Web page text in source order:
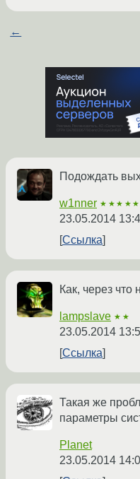
←
Подождать
w1nner ★★★★★
23.05.2014
Ссылка
Как, через что
lampslave ★★
23.05.2014
Ссылка
Такая же
параметры
Planet
23.05.2014